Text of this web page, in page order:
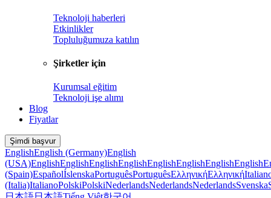
Teknoloji haberleri
Etkinlikler
Topluluğumuza katılın
Şirketler için
Kurumsal eğitim
Teknoloji işe alımı
Blog
Fiyatlar
Şimdi başvur
EnglishEnglish (Germany)English
(USA)EnglishEnglishEnglishEnglishEnglishEnglishEnglishEnglish
(Spain)EspañolÍslenskaPortuguêsPortuguêsΕλληνικήΕλληνική
(Italia)ItalianoPolskiPolskiNederlandsNederlandsNederlandsSvenska